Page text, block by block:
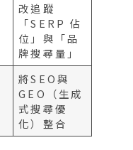
改追蹤
「SERP 佔
位」與「品
牌搜尋量」
將SEO與
GEO（生成
式搜尋優
化）整合